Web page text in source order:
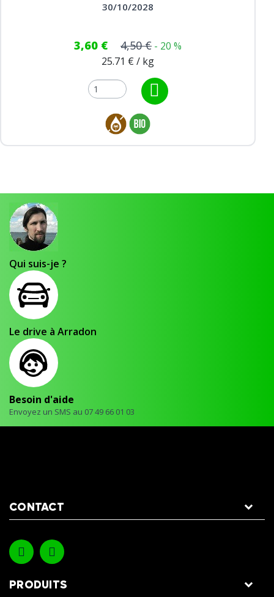
30/10/2028
3,60 € 4,50 € - 20 %
25.71 € / kg
Qui suis-je ?
Le drive à Arradon
Besoin d'aide
Envoyez un SMS au 07 49 66 01 03
CONTACT
PRODUITS